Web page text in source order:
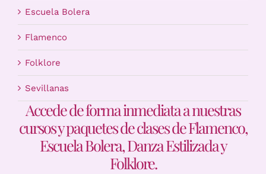
Escuela Bolera
Flamenco
Folklore
Sevillanas
Accede de forma inmediata a nuestras
cursos y paquetes de clases de Flamenco,
Escuela Bolera, Danza Estilizada y
Folklore.